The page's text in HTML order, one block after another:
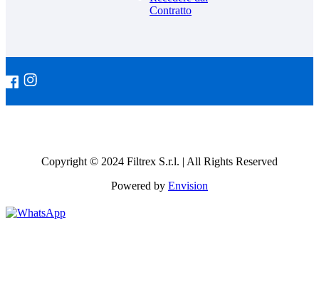
Contratto
Copyright © 2024 Filtrex S.r.l. | All Rights Reserved
Powered by Envision